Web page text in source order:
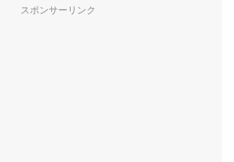
スポンサーリンク